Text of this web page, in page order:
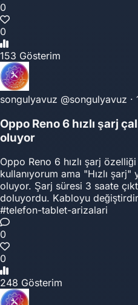
0
0
153 Gösterim
songulyavuz @songulyavuz ·
Oppo Reno 6 hızlı şarj
oluyor
Oppo Reno 6 hızlı şarj
kullanıyorum ama "Hızlı şarj"
oluyor. Şarj süresi 3 saate
doluyordu. Kabloyu
#telefon-tablet-arizalari
0
0
248 Gösterim